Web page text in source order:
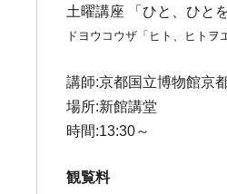
土曜講座 「ひと、ひと
ドヨウコウザ「ヒト、ヒトヲ
講師:京都国立博物館京
場所:新館講堂
時間:13:30～
観覧料